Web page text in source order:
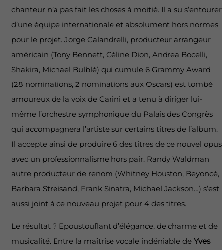
chanteur n’a pas fait les choses à moitié. Il a su s’entourer
d’une équipe internationale et absolument hors normes
pour le projet. Jorge Calandrelli, producteur arrangeur
américain (Tony Bennett, Céline Dion, Andrea Bocelli,
Shakira, Michael Bulblé) qui cumule 6 Grammy Award
(28 nominations, 2 nominations aux Oscars) est tombé
amoureux de la voix de Carini et a tenu à diriger lui-
même l’orchestre symphonique du Palais des Congrès
qui accompagnera l’artiste sur certains titres de l’album.
Il accepte ainsi de produire 6 des titres de ce nouvel opus
avec un professionnalisme hors pair. Randy Waldman
autre producteur de renom (Whitney Houston, Beyoncé,
Barbara Streisand, Frank Sinatra, Michael Jackson…) s’est
aussi joint à ce nouveau projet pour 4 des titres.
Le résultat ? Epoustouflant d’élégance, de charme et de
musicalité. Entre la maîtrise vocale indéniable de Yves